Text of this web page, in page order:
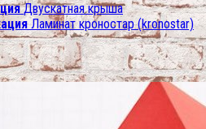
Двускатная крыша
Ламинат кроностар (kronostar)